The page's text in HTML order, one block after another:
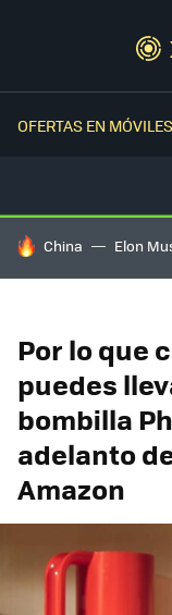
OFERTAS EN MÓVILES
HOY SE HABLA DE
China Elon
Por lo que
puedes
bombilla
adelanto
Amazon